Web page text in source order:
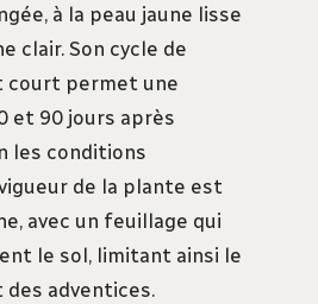
à la peau jaune lisse
clair. Son cycle de
court permet une
et 90 jours après
les conditions
de la plante est
avec un feuillage qui
le sol, limitant ainsi le
adventices.